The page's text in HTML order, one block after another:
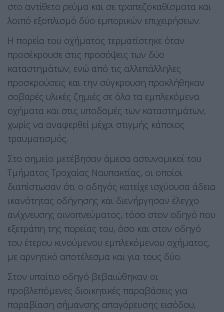
στο αντίθετο ρεύμα και σε τραπεζοκαθίσματα και
λοιπό εξοπλισμό δύο εμπορικών επιχειρήσεων.
Η πορεία του οχήματος τερματίστηκε όταν
προσέκρουσε στις προσόψεις των δύο
καταστημάτων, ενώ από τις αλλεπάλληλες
προσκρούσεις και την σύγκρουση προκλήθηκαν
σοβαρές υλικές ζημιές σε όλα τα εμπλεκόμενα
οχήματα και στις υποδομές των καταστημάτων,
χωρίς να αναφερθεί μέχρι στιγμής κάποιος
τραυματισμός.
Στο σημείο μετέβησαν άμεσα αστυνομικοί του
Τμήματος Τροχαίας Ναυπακτίας, οι οποίοι
διαπίστωσαν ότι ο οδηγός κατείχε ισχύουσα άδεια
ικανότητας οδήγησης και διενήργησαν έλεγχο
ανίχνευσης οινοπνεύματος, τόσο στον οδηγό που
εξετράπη της πορείας του, όσο και στον οδηγό
του έτερου κινούμενου εμπλεκόμενου οχήματος,
με αρνητικό αποτέλεσμα και για τους δύο.
Στον υπαίτιο οδηγό βεβαιώθηκαν οι
προβλεπόμενες διοικητικές παραβάσεις για
παραβίαση σήμανσης απαγόρευσης εισόδου,